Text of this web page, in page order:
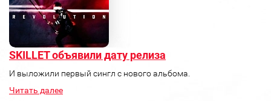
SKILLET объявили дату релиза
И выложили первый сингл с нового альбома.
Читать далее